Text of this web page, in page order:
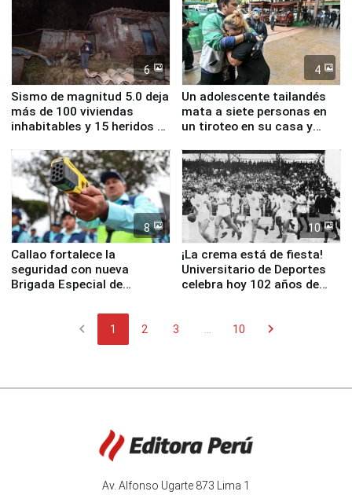
6
Sismo de magnitud 5.0 deja
más de 100 viviendas
inhabitables y 15 heridos en
4
Un adolescente tailandés
mata a siete personas en
un tiroteo en su casa y
8
Callao fortalece la
seguridad con nueva
Brigada Especial de
equipamiento para
10
¡La crema está de fiesta!
Universitario de Deportes
celebra hoy 102 años de
chevron_left 1 2 3 10 chevron_right
Av. Alfonso Ugarte 873 Lima 1